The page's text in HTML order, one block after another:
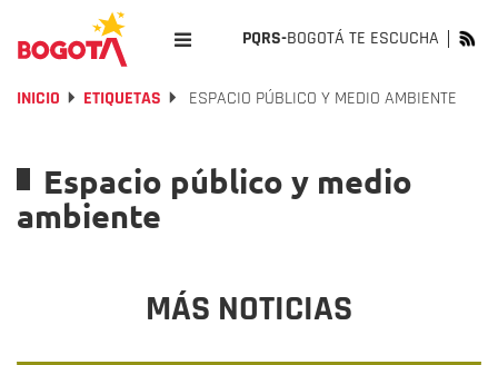
PQRS-BOGOTÁ TE ESCUCHA
INICIO ETIQUETAS ESPACIO PÚBLICO Y MEDIO AMBIENTE
Espacio público y medio
ambiente
MÁS NOTICIAS